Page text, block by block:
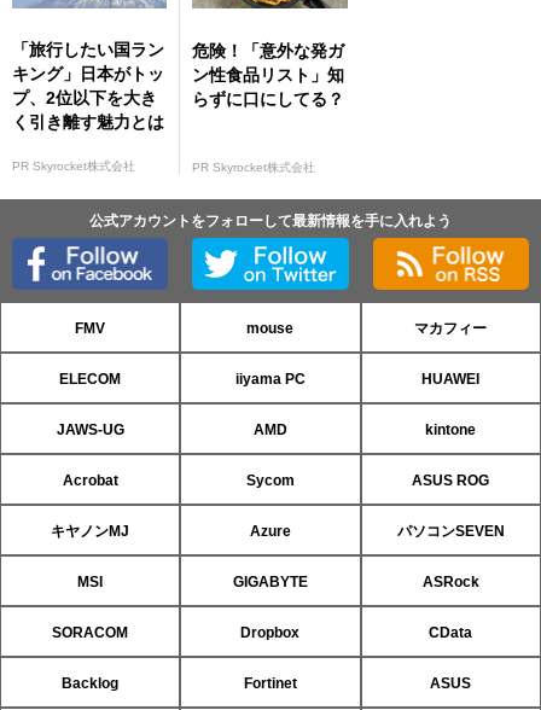
「旅行したい国ラン
キング」日本がトッ
プ、2位以下を大き
く引き離す魅力とは
PR Skyrocket株式会社
危険！「意外な発ガ
ン性食品リスト」知
らずに口にしてる？
PR Skyrocket株式会社
公式アカウントをフォローして最新情報を手に入れよう
FMV mouse マカフィー
ELECOM iiyama PC HUAWEI
JAWS-UG AMD kintone
Acrobat Sycom ASUS ROG
キヤノンMJ Azure パソコンSEVEN
MSI GIGABYTE ASRock
SORACOM Dropbox CData
Backlog Fortinet ASUS